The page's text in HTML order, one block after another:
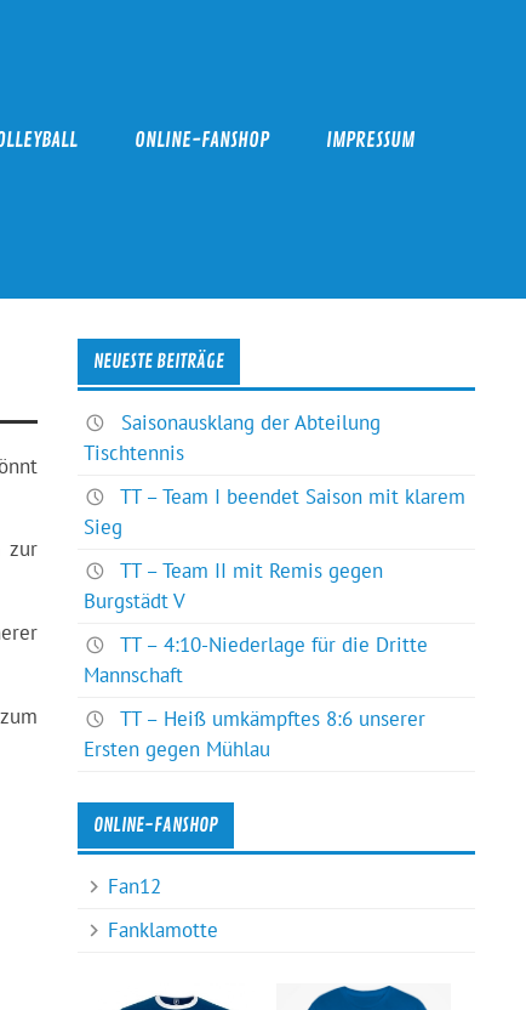
ONLINE-FANSHOP IMPRESSUM
zur
NEUESTE BEITRÄGE
Saisonausklang der Abteilung
Tischtennis
TT – Team I beendet Saison mit klarem
Sieg
TT – Team II mit Remis gegen
Burgstädt V
TT – 4:10-Niederlage für die Dritte
Mannschaft
TT – Heiß umkämpftes 8:6 unserer
Ersten gegen Mühlau
ONLINE-FANSHOP
Fan12
Fanklamotte